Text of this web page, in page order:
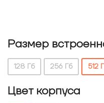
Размер
128 Гб 256 Гб 512
Цвет корпуса